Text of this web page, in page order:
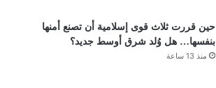
حين قررت ثلاث قوى إسلامية أن تصنع أمنها
بنفسها… هل وُلد شرق أوسط جديد؟
منذ 13 ساعة